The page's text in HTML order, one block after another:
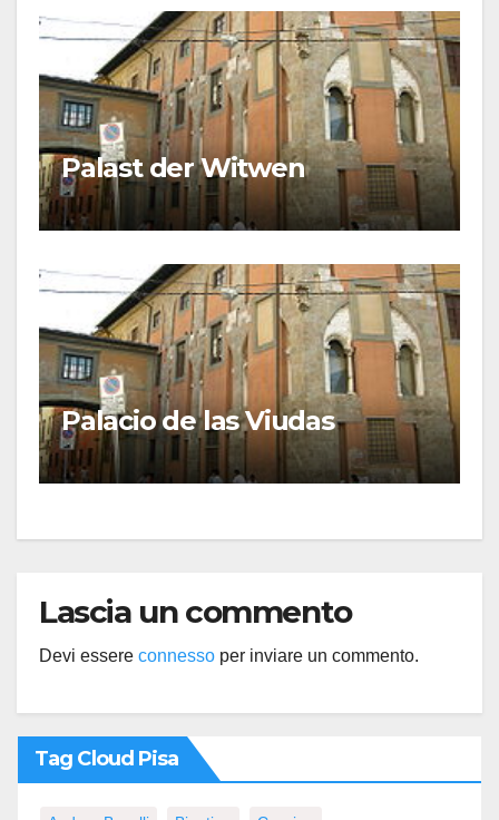
Palast der Witwen
Palacio de las Viudas
Lascia un commento
Devi essere connesso per inviare un commento.
Tag Cloud Pisa